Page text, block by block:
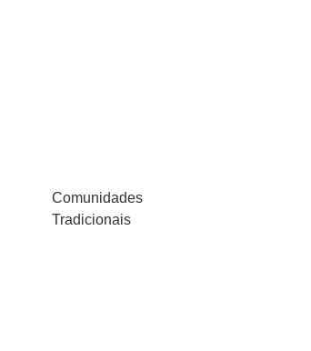
Comunidades
Tradicionais